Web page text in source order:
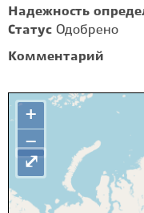
Надежность
Статус Одобрено
Комментарий
+
−
⤢